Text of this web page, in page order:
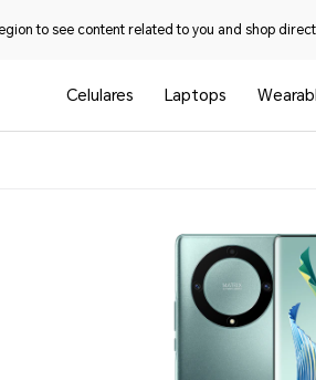
to see content related to you and shop
Celulares Laptops